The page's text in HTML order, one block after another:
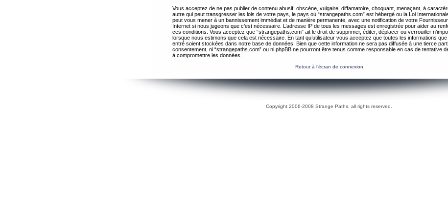
Vous acceptez de ne pas publier de contenu abusif, obscène, vulgaire, diffamatoire, choquant, menaçant, à
autre qui peut transgresser les lois de votre pays, le pays où “strangepaths.com” est hébergé ou la Loi
peut vous mener à un bannissement immédiat et de manière permanente, avec une notification de votre
Internet si nous jugeons que c’est nécessaire. L’adresse IP de tous les messages est enregistrée pour aider au
ces conditions. Vous acceptez que “strangepaths.com” ait le droit de supprimer, éditer, déplacer ou verrouiller
lorsque nous estimons que cela est nécessaire. En tant qu’utilisateur vous acceptez que toutes les informations
entré soient stockées dans notre base de données. Bien que cette information ne sera pas diffusée à une tierce
consentement, ni “strangepaths.com” ou ni phpBB ne pourront être tenus comme responsable en cas de tentative
à compromettre les données.
Retour à l’écran de connexion
Copyright 2006-2008 Strange Paths, all rights reserved.